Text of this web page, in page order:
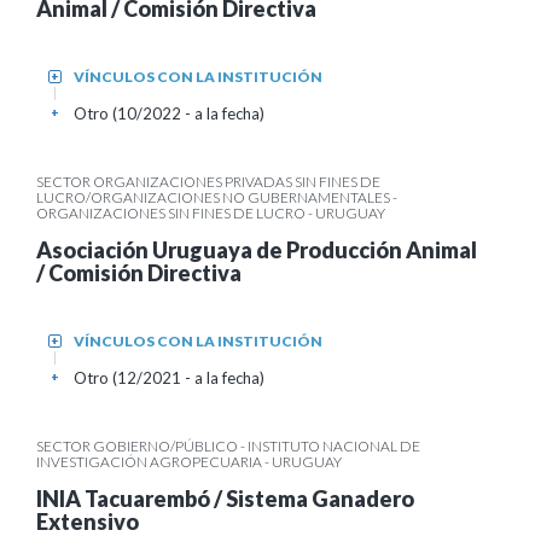
Animal / Comisión Directiva
VÍNCULOS CON LA INSTITUCIÓN
+
Otro (10/2022 - a la fecha)
+
SECTOR ORGANIZACIONES PRIVADAS SIN FINES DE
LUCRO/ORGANIZACIONES NO GUBERNAMENTALES -
ORGANIZACIONES SIN FINES DE LUCRO - URUGUAY
Asociación Uruguaya de Producción Animal
/ Comisión Directiva
VÍNCULOS CON LA INSTITUCIÓN
+
Otro (12/2021 - a la fecha)
+
SECTOR GOBIERNO/PÚBLICO - INSTITUTO NACIONAL DE
INVESTIGACIÓN AGROPECUARIA - URUGUAY
INIA Tacuarembó / Sistema Ganadero
Extensivo